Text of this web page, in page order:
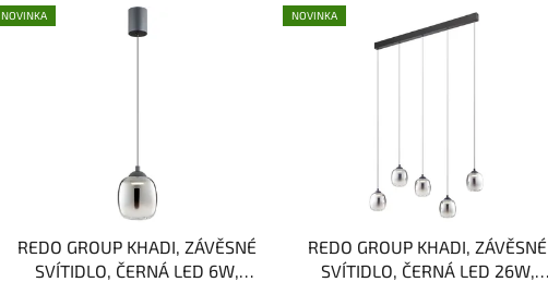
NOVINKA
REDO GROUP KHADI, ZÁVĚSNÉ
SVÍTIDLO, ČERNÁ LED 6W,
NOVINKA
REDO GROUP KHADI, ZÁVĚSNÉ
SVÍTIDLO, ČERNÁ LED 26W,